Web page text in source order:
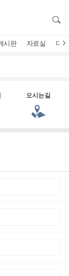
시판 자료실 디
오시는길